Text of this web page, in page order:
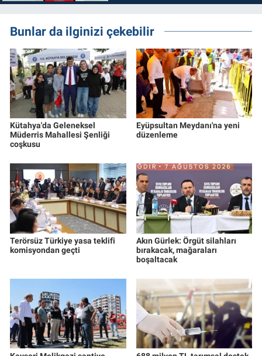
Bunlar da ilginizi çekebilir
Kütahya'da Geleneksel
Müderris Mahallesi Şenliği
coşkusu
Eyüpsultan Meydanı'na yeni
düzenleme
Terörsüz Türkiye yasa teklifi
komisyondan geçti
Akın Gürlek: Örgüt silahları
bırakacak, mağaraları
boşaltacak